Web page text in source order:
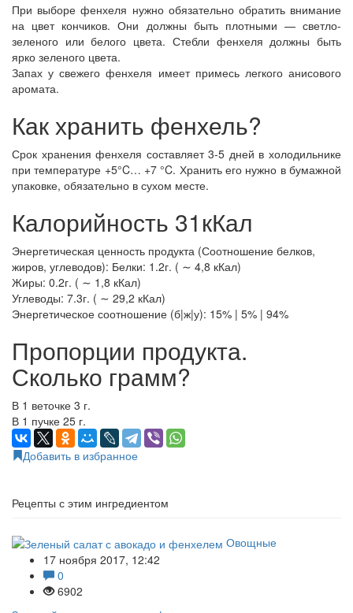
При выборе фенхеля нужно обязательно обратить внимание
на цвет кончиков. Они должны быть плотными — светло-
зеленого или белого цвета. Стебли фенхеля должны быть
ярко зеленого цвета.
Запах у свежего фенхеля имеет примесь легкого анисового
аромата.
Как хранить фенхель?
Срок хранения фенхеля составляет 3-5 дней в холодильнике
при температуре +5°C… +7 °C. Хранить его нужно в бумажной
упаковке, обязательно в сухом месте.
Калорийность 31кКал
Энергетическая ценность продукта (Соотношение белков,
жиров, углеводов): Белки: 1.2г. ( ∼ 4,8 кКал)
Жиры: 0.2г. ( ∼ 1,8 кКал)
Углеводы: 7.3г. ( ∼ 29,2 кКал)
Энергетическое соотношение (б|ж|у): 15% | 5% | 94%
Пропорции продукта.
Сколько грамм?
В 1 веточке 3 г.
В 1 пучке 25 г.
Добавить в избранное
Рецепты с этим ингредиентом
Овощные
17 ноября 2017, 12:42
0
6902